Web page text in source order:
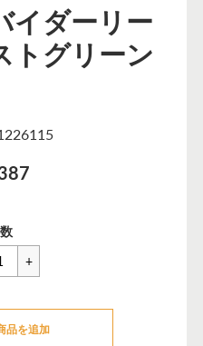
イダーリー
グリーン
セ
ー
ル
格
品を追加